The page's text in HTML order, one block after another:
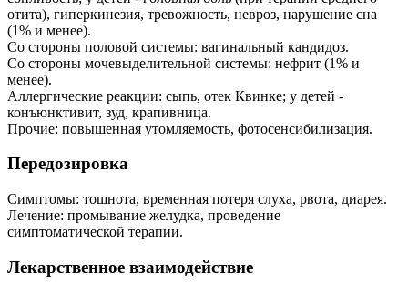
отита), гиперкинезия, тревожность, невроз, нарушение сна
(1% и менее).
Со стороны половой системы: вагинальный кандидоз.
Со стороны мочевыделительной системы: нефрит (1% и
менее).
Аллергические реакции: сыпь, отек Квинке; у детей -
конъюнктивит, зуд, крапивница.
Прочие: повышенная утомляемость, фотосенсибилизация.
Передозировка
Симптомы: тошнота, временная потеря слуха, рвота, диарея.
Лечение: промывание желудка, проведение
симптоматической терапии.
Лекарственное взаимодействие